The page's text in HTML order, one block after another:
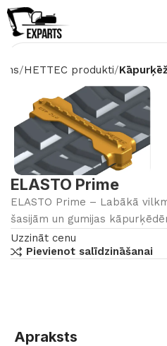
HETTEC produkti
ELASTO Prime
ELASTO Prime – Labākā
šasijām un gumijas
Uzzināt cenu
Pievienot salīdzināšanai
Apraksts